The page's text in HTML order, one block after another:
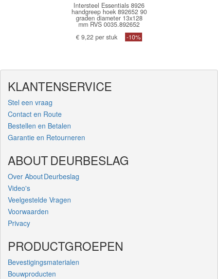
Intersteel Essentials 8926
handgreep hoek 892652 90
graden diameter 13x128
mm RVS 0035.892652
€ 9,22 per stuk
-10%
KLANTENSERVICE
Stel een vraag
Contact en Route
Bestellen en Betalen
Garantie en Retourneren
ABOUT DEURBESLAG
Over About Deurbeslag
Video's
Veelgestelde Vragen
Voorwaarden
Privacy
PRODUCTGROEPEN
Bevestigingsmaterialen
Bouwproducten